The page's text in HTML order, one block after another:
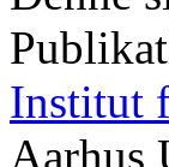
Institut
Aarhus